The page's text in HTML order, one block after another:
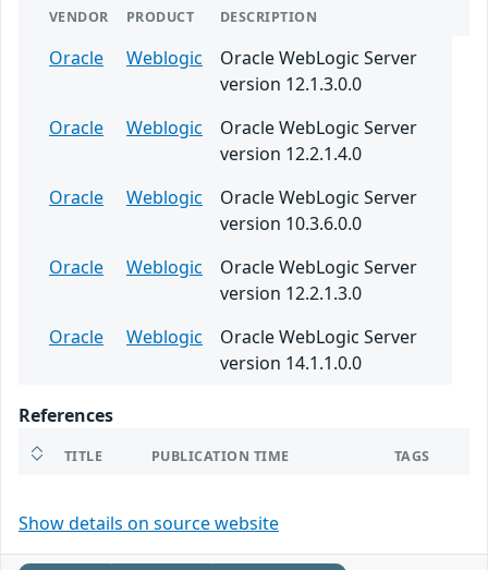
VENDOR PRODUCT DESCRIPTION
Oracle Weblogic
Oracle WebLogic Server
version 12.1.3.0.0
Oracle
Weblogic
Oracle WebLogic Server
version 12.2.1.4.0
Oracle
Weblogic
Oracle WebLogic Server
version 10.3.6.0.0
Oracle
Weblogic
Oracle WebLogic Server
version 12.2.1.3.0
Oracle
Weblogic
Oracle WebLogic Server
version 14.1.1.0.0
References
TITLE PUBLICATION TIME TAGS
Show details on source website